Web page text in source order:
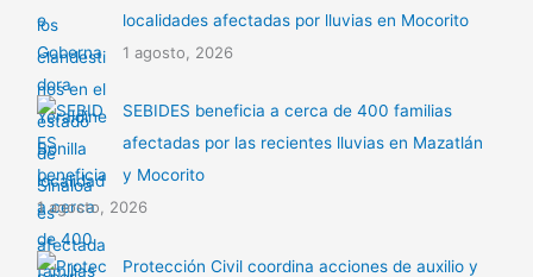
localidades afectadas por lluvias en Mocorito
1 agosto, 2026
SEBIDES beneficia a cerca de 400 familias
afectadas por las recientes lluvias en Mazatlán
y Mocorito
1 agosto, 2026
Protección Civil coordina acciones de auxilio y